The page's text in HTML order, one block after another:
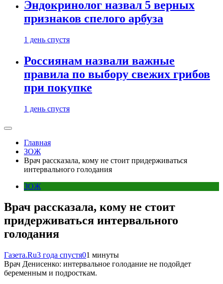
Эндокринолог назвал 5 верных
признаков спелого арбуза
1 день спустя
Россиянам назвали важные
правила по выбору свежих грибов
при покупке
1 день спустя
Главная
ЗОЖ
Врач рассказала, кому не стоит придерживаться
интервального голодания
ЗОЖ
Врач рассказала, кому не стоит
придерживаться интервального
голодания
Газета.Ru3 года спустя01 минуты
Врач Денисенко: интервальное голодание не подойдет
беременным и подросткам.